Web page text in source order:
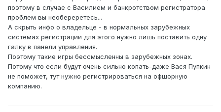
поэтому в случае с Василием и банкротством регистратора
проблем вы необереретесь...
А скрыть инфо о владельце - в нормальных зарубежных
системах регистрации для этого нужно лишь поставить одну
галку в панели управления.
Поэтому такие игры бессмысленны в зарубежных зонах.
Потому что если будут очень сильно копать-даже Вася Пупкин
не поможет, тут нужно регистрироваться на офшорную
компанию.